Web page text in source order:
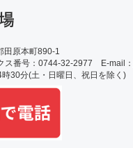
原本町890-1
番号：0744-32-2977 E-mail：
30分(土・日曜日、祝日を除く)